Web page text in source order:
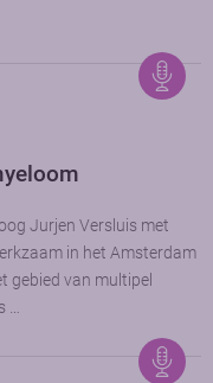
Jurjen Versluis met
in het Amsterdam
gebied van multipel
…